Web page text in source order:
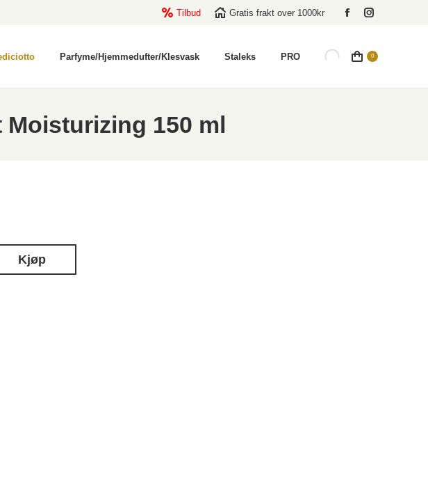
Tilbud Gratis frakt over 1000kr
Facebook
opens
Instagram
opens
Parfyme/Hjemmedufter/Klesvask Staleks PRO 0
150 ml
Kjøp